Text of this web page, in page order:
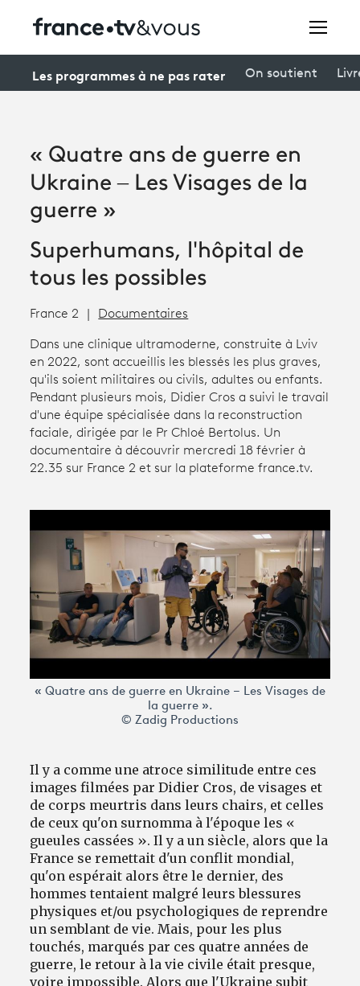
connexion
Avantages fidélité
Creators
À la une
Participer et assister à une émission
À votre écoute
Productions et innovation
Programme tv
Les programmes à ne pas rater On soutient
« Quatre ans de guerre en
Ukraine – Les Visages de la
guerre »
Superhumans, l'hôpital de
tous les possibles
France 2 Documentaires
Dans une clinique ultramoderne, construite à Lviv
en 2022, sont accueillis les blessés les plus graves,
qu'ils soient militaires ou civils, adultes ou enfants.
Pendant plusieurs mois, Didier Cros a suivi le travail
d'une équipe spécialisée dans la reconstruction
faciale, dirigée par le Pr Chloé Bertolus. Un
documentaire à découvrir mercredi 18 février à
22.35 sur France 2 et sur la plateforme france.tv.
« Quatre ans de guerre en Ukraine – Les Visages de
la guerre ».
© Zadig Productions
Il y a comme une atroce similitude entre ces
images filmées par Didier Cros, de visages et
de corps meurtris dans leurs chairs, et celles
de ceux qu'on surnomma à l'époque les «
gueules cassées ». Il y a un siècle, alors que la
France se remettait d'un conflit mondial,
qu'on espérait alors être le dernier, des
hommes tentaient malgré leurs blessures
physiques et/ou psychologiques de reprendre
un semblant de vie. Mais, pour les plus
touchés, marqués par ces quatre années de
guerre, le retour à la vie civile était presque,
voire impossible. Alors que l'Ukraine subit